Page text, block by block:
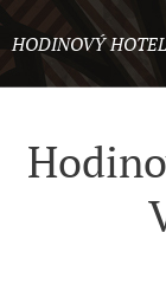
HODINOVÝ